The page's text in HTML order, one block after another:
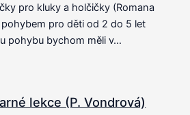
pro kluky a holčičky (Romana
pohybem pro děti od 2 do 5 let
pohybu bychom měli v…
lekce (P. Vondrová)